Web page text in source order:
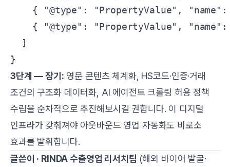
{ "@type": "PropertyValue",
{ "@type": "PropertyValue",
  ]
3단계 — 장기: 영문 콘텐츠 체계화, HS코드·인증·거래
조건의 구조화 데이터화, AI 에이전트 크롤링 허용 정책
수립을 순차적으로 추진해보시길 권합니다. 이 디지털
인프라가 갖춰져야 아웃바운드 영업 자동화도 비로소
효과를 발휘합니다.
글쓴이 · RINDA 수출영업 리서치팀 (해외 바이어 발굴·